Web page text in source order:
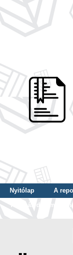
Nyitólap A
Tallózás dátum